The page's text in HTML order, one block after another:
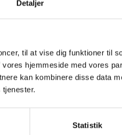
Detaljer
til at vise dig funktioner til
hjemmeside med vores
kan kombinere disse data
Statistik
Her mødes velfærdsledere
og idéer. Deltagerne
på tværs af Danmark.
retning.